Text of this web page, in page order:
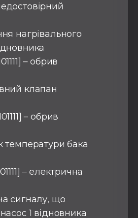
нагрівального
– обрив
клапан
– обрив
температури бака
– електрична
сигналу, що
1 відновника